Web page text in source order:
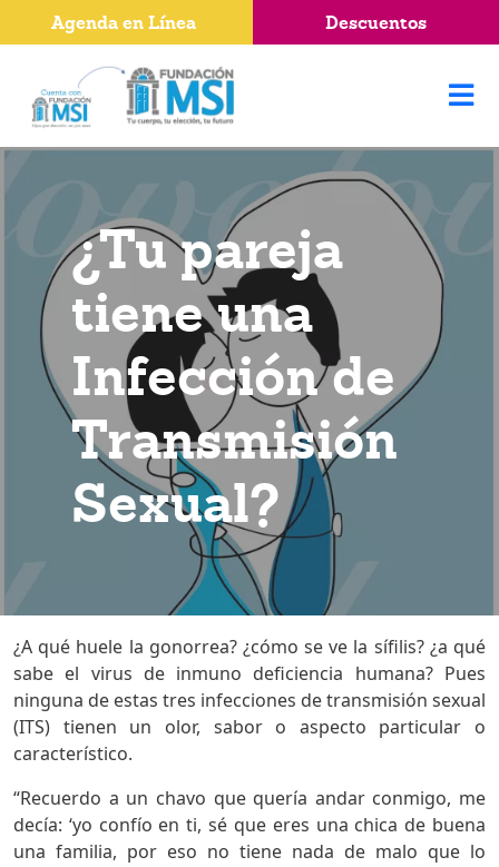
¿Tu pareja
tiene una
Infección de
Transmisión
Sexual?
¿A qué huele la gonorrea? ¿cómo se ve la sífilis? ¿a qué
sabe el virus de inmuno deficiencia humana? Pues
ninguna de estas tres infecciones de transmisión sexual
(ITS) tienen un olor, sabor o aspecto particular o
característico.
“Recuerdo a un chavo que quería andar conmigo, me
decía: ‘yo confío en ti, sé que eres una chica de buena
una familia, por eso no tiene nada de malo que lo
Agenda en Línea Descuentos